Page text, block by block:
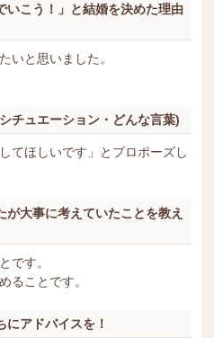
いこう！」と結婚を決めた理由
いと思いました。
チュエーション・どんな言葉)
てほしいです」とプロポーズし
が大事に考えていたことを教え
です。
ることです。
にアドバイスを！